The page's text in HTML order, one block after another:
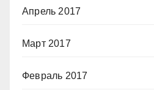
Апрель 2017
Март 2017
Февраль 2017